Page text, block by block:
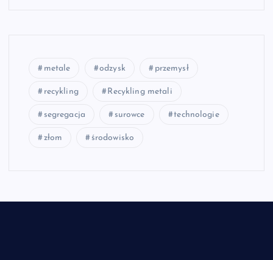
metale odzysk przemysł
recykling Recykling metali
segregacja surowce technologie
złom środowisko